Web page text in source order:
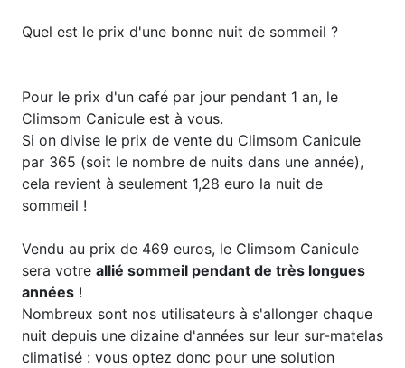
Quel est le prix d'une bonne nuit de sommeil ?
Pour le prix d'un café par jour pendant 1 an, le
Climsom Canicule est à vous.
Si on divise le prix de vente du Climsom Canicule
par 365 (soit le nombre de nuits dans une année),
cela revient à seulement 1,28 euro la nuit de
sommeil !
Vendu au prix de 469 euros, le Climsom Canicule
sera votre allié sommeil pendant de très longues
années !
Nombreux sont nos utilisateurs à s'allonger chaque
nuit depuis une dizaine d'années sur leur sur-matelas
climatisé : vous optez donc pour une solution